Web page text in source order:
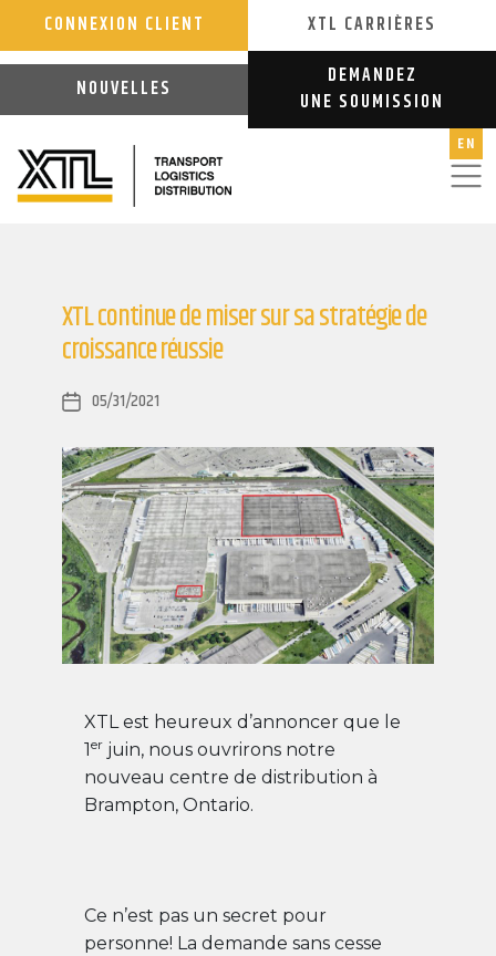
CONNEXION CLIENT XTL CARRIÈRES
NOUVELLES
DEMANDEZ
UNE SOUMISSION
EN
XTL continue de miser sur sa stratégie de
croissance réussie
Post 05/31/2021
XTL est heureux d’annoncer que le
1 erjuin, nous ouvrirons notre
nouveau centre de distribution à
Brampton, Ontario.
Ce n’est pas un secret pour
personne! La demande sans cesse